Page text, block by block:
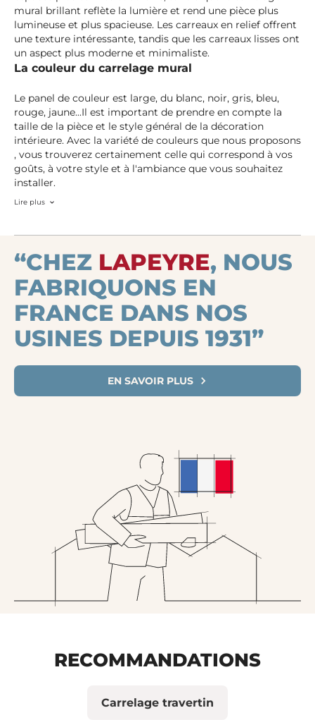
mural brillant reflète la lumière et rend une pièce plus
lumineuse et plus spacieuse. Les carreaux en relief offrent
une texture intéressante, tandis que les carreaux lisses ont
un aspect plus moderne et minimaliste.
La couleur du carrelage mural
Le panel de couleur est large, du blanc, noir, gris, bleu,
rouge, jaune...Il est important de prendre en compte la
taille de la pièce et le style général de la décoration
intérieure. Avec la variété de couleurs que nous proposons
, vous trouverez certainement celle qui correspond à vos
goûts, à votre style et à l'ambiance que vous souhaitez
installer.
Lire plus
“CHEZ LAPEYRE, NOUS
FABRIQUONS EN
FRANCE DANS NOS
USINES DEPUIS 1931”
EN SAVOIR PLUS
RECOMMANDATIONS
Carrelage travertin